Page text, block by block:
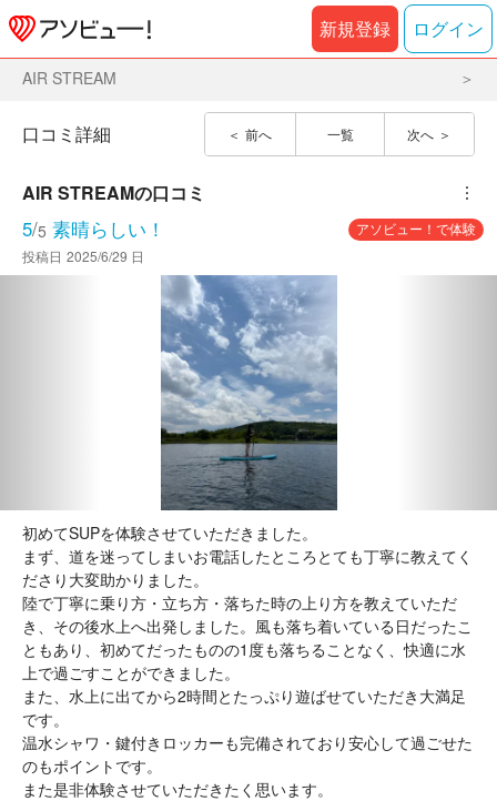
新規登録 ログイン
AIR STREAM
前へ 一覧 次へ
口コミ詳細
AIR STREAMの口コミ ︙
5/5 素晴らしい！
アソビュー！で体験
投稿日 2025/6/29 日
初めてSUPを体験させていただきました。
まず、道を迷ってしまいお電話したところとても丁寧に教えてく
ださり大変助かりました。
陸で丁寧に乗り方・立ち方・落ちた時の上り方を教えていただ
き、その後水上へ出発しました。風も落ち着いている日だったこ
ともあり、初めてだったものの1度も落ちることなく、快適に水
上で過ごすことができました。
また、水上に出てから2時間とたっぷり遊ばせていただき大満足
です。
温水シャワ・鍵付きロッカーも完備されており安心して過ごせた
のもポイントです。
また是非体験させていただきたく思います。